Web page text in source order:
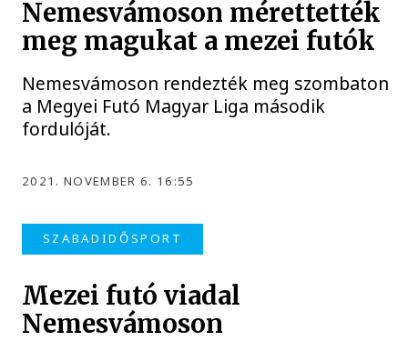
Nemesvámoson mérettették
meg magukat a mezei futók
Nemesvámoson rendezték meg szombaton
a Megyei Futó Magyar Liga második
fordulóját.
2021. NOVEMBER 6. 16:55
SZABADIDŐSPORT
Mezei futó viadal
Nemesvámoson